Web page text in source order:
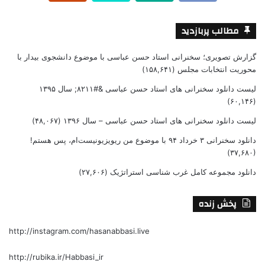
مطالب پربازدید
گزارش تصویری؛ سخنرانی استاد حسن عباسی با موضوع دانشجوی بیدار با
محوریت انتخابات مجلس (۱۵۸,۶۴۱)
لیست دانلود سخنرانی های استاد حسن عباسی &#۸۲۱۱; سال ۱۳۹۵
(۶۰,۱۴۶)
لیست دانلود سخنرانی های استاد حسن عباسی – سال ۱۳۹۶ (۴۸,۰۶۷)
دانلود سخنرانی ۳ خرداد ۹۴ با موضوع من ریویزیونیست‌ام، پس هستم!
(۳۷,۶۸۰)
دانلود مجموعه کامل غرب شناسی استراتژیک (۲۷,۶۰۶)
پخش زنده
http://instagram.com/hasanabbasi.live
http://rubika.ir/Habbasi_ir